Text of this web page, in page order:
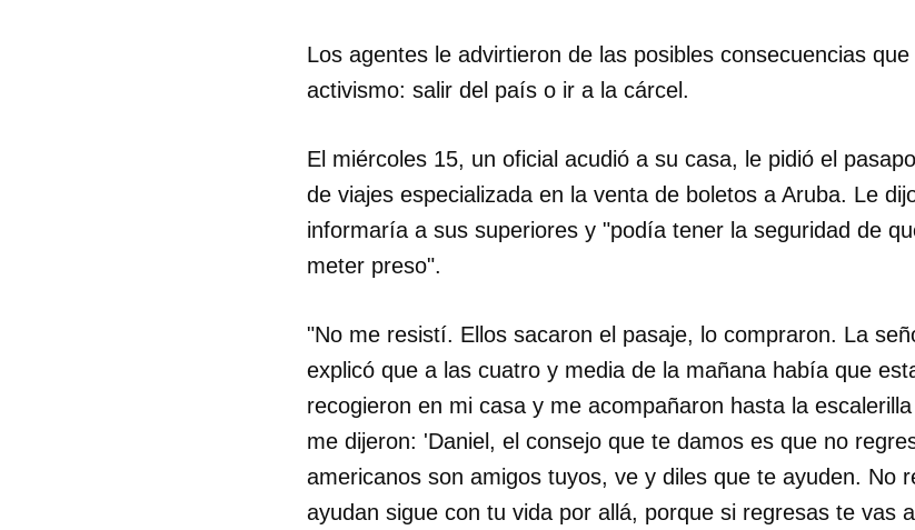
Para poder guardar como favorito, primero has de iniciar
cuenta de 14ymedio.
INICIAR SESIÓN
Los agentes le advirtieron de las posibles consecuencias
activismo: salir del país o ir a la cárcel.
El miércoles 15, un oficial acudió a su casa, le pidió el
de viajes especializada en la venta de boletos a Aruba. Le
informaría a sus superiores y "podía tener la seguridad de
meter preso".
"No me resistí. Ellos sacaron el pasaje, lo compraron. La
explicó que a las cuatro y media de la mañana había que
recogieron en mi casa y me acompañaron hasta la
me dijeron: 'Daniel, el consejo que te damos es que no
americanos son amigos tuyos, ve y diles que te ayuden. No
ayudan sigue con tu vida por allá, porque si regresas te vas